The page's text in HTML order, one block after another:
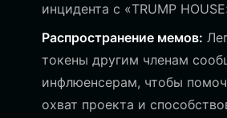
инцидента с «TRUMP
Распространение мемов:
токены другим членам
инфлюенсерам, чтобы
охват проекта и